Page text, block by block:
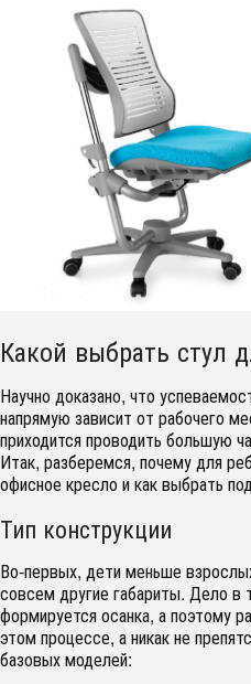
Какой выбрать стул
Научно доказано, что
напрямую зависит от рабочего
приходится проводить большую
Итак, разберемся, почему для
офисное кресло и как выбрать
Тип конструкции
Во-первых, дети меньше
совсем другие габариты. Дело в
формируется осанка, а поэтому
этом процессе, а никак не
базовых моделей: